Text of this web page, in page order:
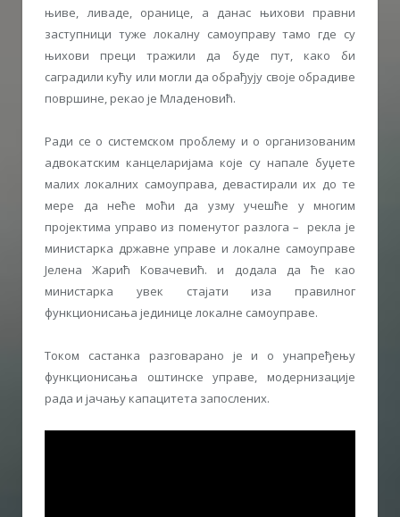
њиве, ливаде, оранице, а данас њихови правни
заступници туже локалну самоуправу тамо где су
њихови преци тражили да буде пут, како би
саградили кућу или могли да обрађују своје обрадиве
површине, рекао је Младеновић.
Ради се о системском проблему и о организованим
адвокатским канцеларијама које су напале буџете
малих локалних самоуправа, девастирали их до те
мере да неће моћи да узму учешће у многим
пројектима управо из поменутог разлога – рекла је
министарка државне управе и локалне самоуправе
Јелена Жарић Ковачевић. и додала да ће као
министарка увек стајати иза правилног
функционисања јединице локалне самоуправе.
Током састанка разговарано је и о унапређењу
функционисања оштинске управе, модернизације
рада и јачању капацитета запослених.